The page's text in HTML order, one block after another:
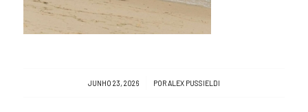
JUNHO 23, 2026
/ POR ALEX PUSSIELDI